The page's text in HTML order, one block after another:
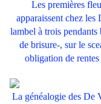
Les premières
apparaissent chez
lambel à trois
de brisure-, sur le
obligation de
La généalogie des De